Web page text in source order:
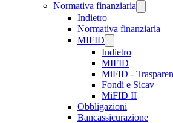
Normativa finanziaria
Indietro
Normativa finanziaria
MIFID
Indietro
MIFID
MiFID -
Fondi e Sicav
MiFID II
Obbligazioni
Bancassicurazione